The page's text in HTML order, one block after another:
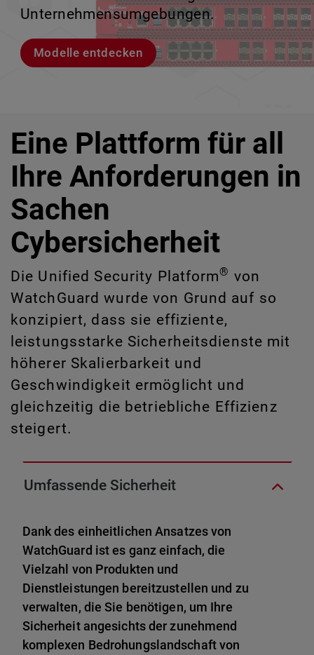
Unternehmensumgebungen.
Modelle entdecken
IT-Risiken zu identifizieren, die manuell
schwer erkennbar sind.
CloudDR entdecken
zu verlieren.
Lernen Sie Rai kennen
ermöglicht.
Lernen Sie WatchGuard EDR kennen
Eine Plattform für all
Ihre Anforderungen in
Sachen
Cybersicherheit
Die Unified Security Platform® von
WatchGuard wurde von Grund auf so
konzipiert, dass sie effiziente,
leistungsstarke Sicherheitsdienste mit
höherer Skalierbarkeit und
Geschwindigkeit ermöglicht und
gleichzeitig die betriebliche Effizienz
steigert.
Umfassende Sicherheit
Dank des einheitlichen Ansatzes von
WatchGuard ist es ganz einfach, die
Vielzahl von Produkten und
Dienstleistungen bereitzustellen und zu
verwalten, die Sie benötigen, um Ihre
Sicherheit angesichts der zunehmend
komplexen Bedrohungslandschaft von